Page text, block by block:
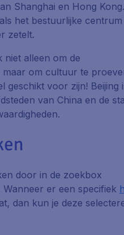
Shanghai en Hong Kong.
het bestuurlijke
zetelt.
niet alleen om de
om cultuur te
geschikt voor zijn! Beijing
van China en de
door in de zoekbox
er een specifiek
dan kun je deze